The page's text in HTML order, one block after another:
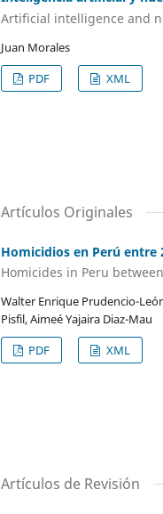
Artificial intelligence and
Juan Morales
PDF
XML
Artículos Originales
Homicidios en Perú entre
Homicides in Peru
Walter Enrique Prudencio-
Pisfil, Aimeé Yajaira Diaz-Mau
PDF
XML
Artículos de Revisión